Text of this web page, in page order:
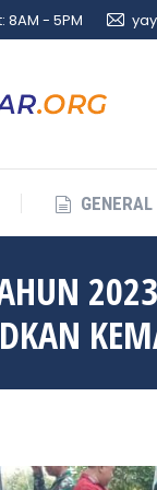
8AM - 5PM
GENERAL